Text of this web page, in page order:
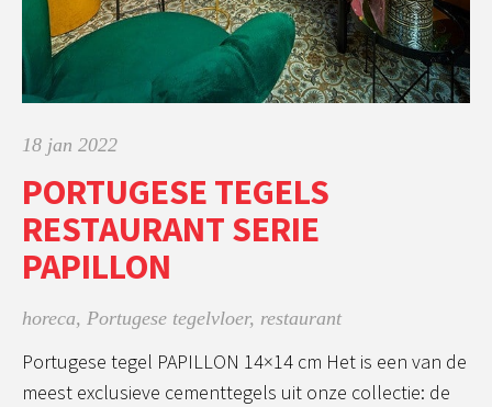
18 jan 2022
PORTUGESE TEGELS
RESTAURANT SERIE
PAPILLON
horeca, Portugese tegelvloer, restaurant
Portugese tegel PAPILLON 14×14 cm Het is een van de
meest exclusieve cementtegels uit onze collectie: de